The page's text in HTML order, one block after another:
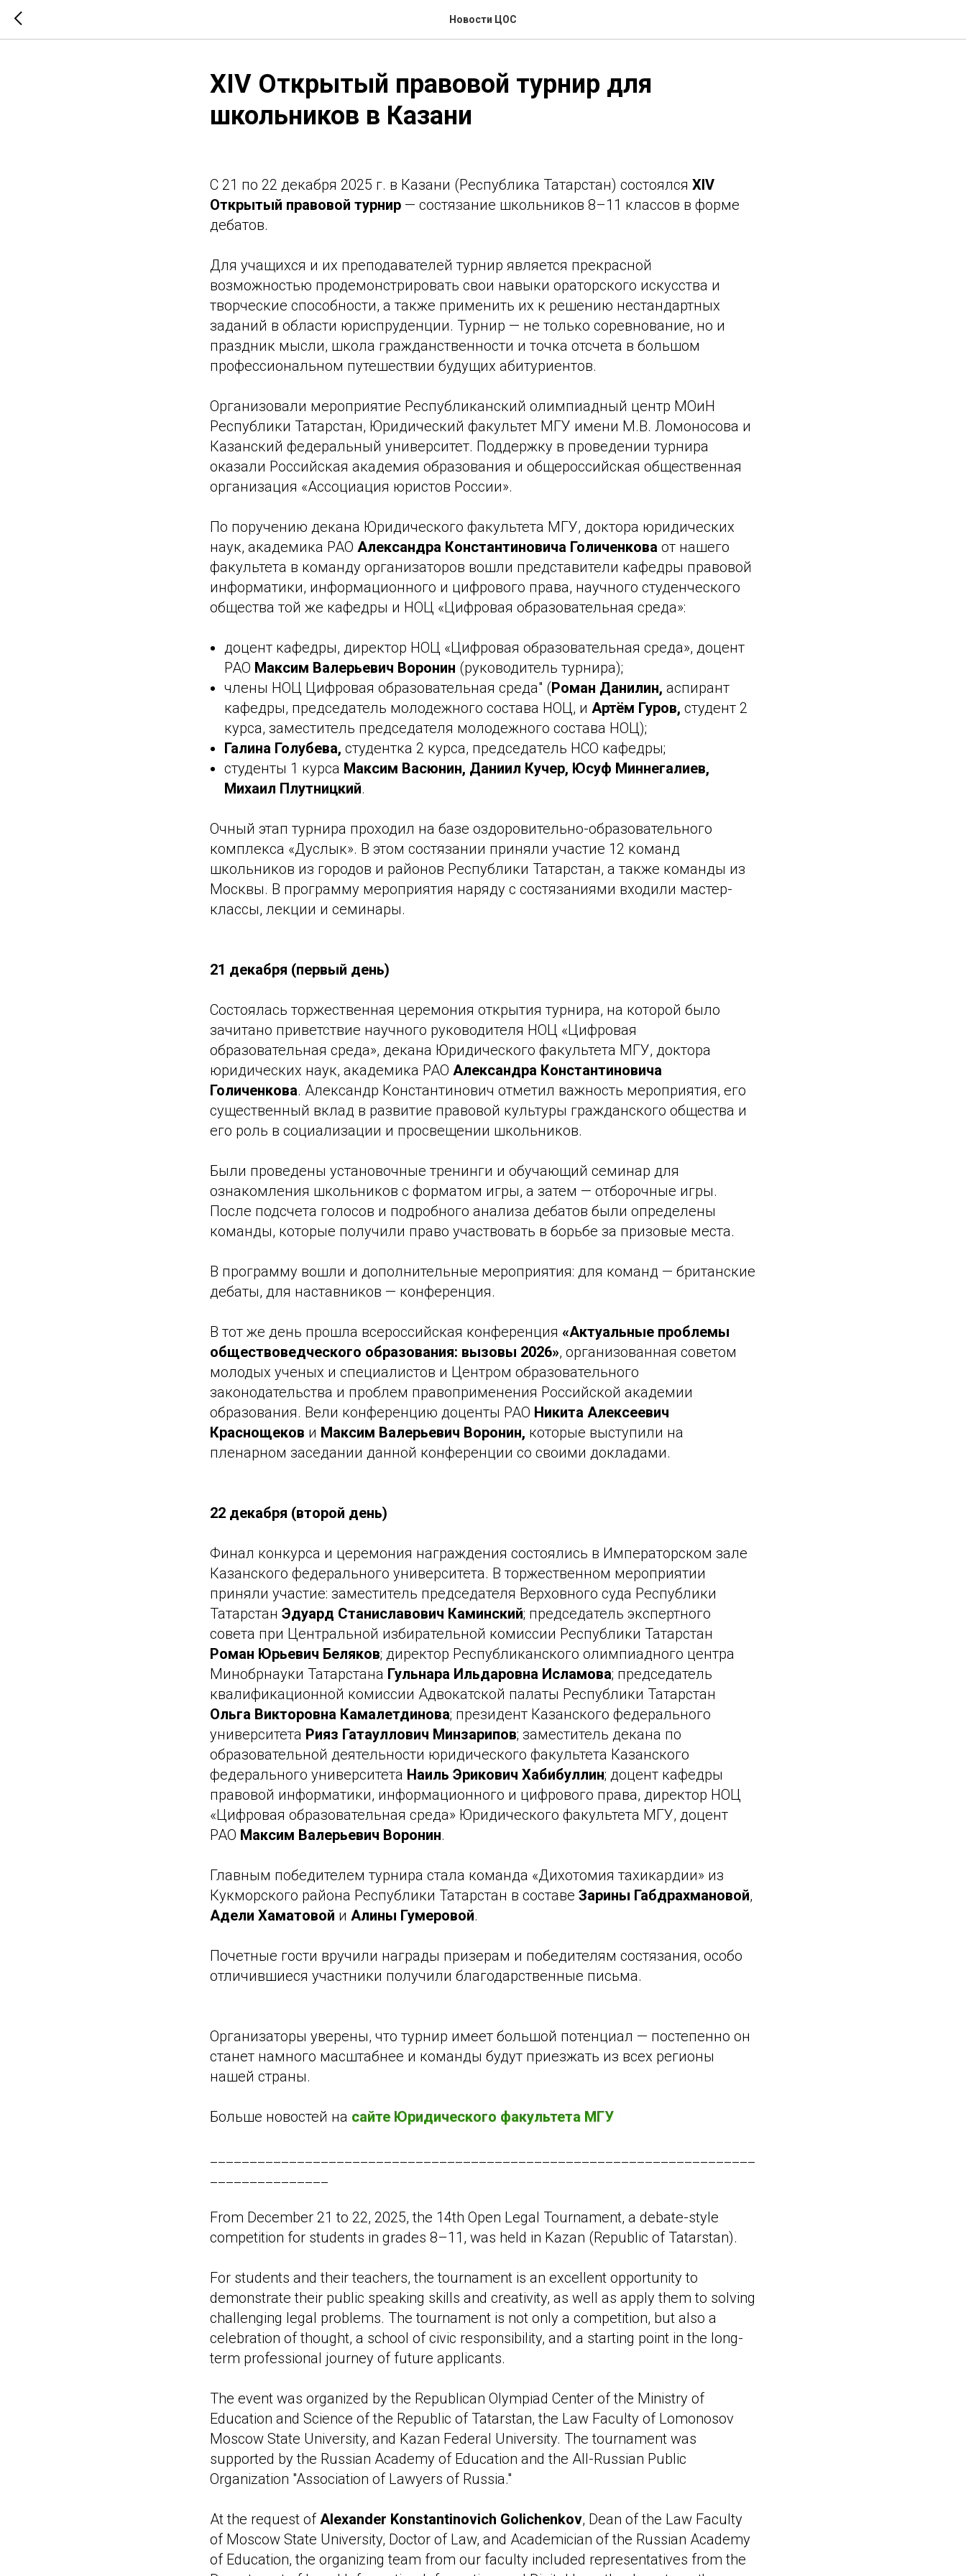
Новости ЦОС
XIV Открытый правовой турнир для
школьников в Казани
С 21 по 22 декабря 2025 г. в Казани (Республика Татарстан) состоялся XIV
Открытый правовой турнир — состязание школьников 8–11 классов в форме
дебатов.
Для учащихся и их преподавателей турнир является прекрасной
возможностью продемонстрировать свои навыки ораторского искусства и
творческие способности, а также применить их к решению нестандартных
заданий в области юриспруденции. Турнир — не только соревнование, но и
праздник мысли, школа гражданственности и точка отсчета в большом
профессиональном путешествии будущих абитуриентов.
Организовали мероприятие Республиканский олимпиадный центр МОиН
Республики Татарстан, Юридический факультет МГУ имени М.В. Ломоносова и
Казанский федеральный университет. Поддержку в проведении турнира
оказали Российская академия образования и общероссийская общественная
организация «Ассоциация юристов России».
По поручению декана Юридического факультета МГУ, доктора юридических
наук, академика РАО Александра Константиновича Голиченкова от нашего
факультета в команду организаторов вошли представители кафедры правовой
информатики, информационного и цифрового права, научного студенческого
общества той же кафедры и НОЦ «Цифровая образовательная среда»:
доцент кафедры, директор НОЦ «Цифровая образовательная среда», доцент
РАО Максим Валерьевич Воронин (руководитель турнира);
члены НОЦ Цифровая образовательная среда" (Роман Данилин, аспирант
кафедры, председатель молодежного состава НОЦ, и Артём Гуров, студент 2
курса, заместитель председателя молодежного состава НОЦ);
Галина Голубева, студентка 2 курса, председатель НСО кафедры;
студенты 1 курса Максим Васюнин, Даниил Кучер, Юсуф Миннегалиев,
Михаил Плутницкий.
Очный этап турнира проходил на базе оздоровительно-образовательного
комплекса «Дуслык». В этом состязании приняли участие 12 команд
школьников из городов и районов Республики Татарстан, а также команды из
Москвы. В программу мероприятия наряду с состязаниями входили мастер-
классы, лекции и семинары.
21 декабря (первый день)
Состоялась торжественная церемония открытия турнира, на которой было
зачитано приветствие научного руководителя НОЦ «Цифровая
образовательная среда», декана Юридического факультета МГУ, доктора
юридических наук, академика РАО Александра Константиновича
Голиченкова. Александр Константинович отметил важность мероприятия, его
существенный вклад в развитие правовой культуры гражданского общества и
его роль в социализации и просвещении школьников.
Были проведены установочные тренинги и обучающий семинар для
ознакомления школьников с форматом игры, а затем — отборочные игры.
После подсчета голосов и подробного анализа дебатов были определены
команды, которые получили право участвовать в борьбе за призовые места.
В программу вошли и дополнительные мероприятия: для команд — британские
дебаты, для наставников — конференция.
В тот же день прошла всероссийская конференция «Актуальные проблемы
обществоведческого образования: вызовы 2026», организованная советом
молодых ученых и специалистов и Центром образовательного
законодательства и проблем правоприменения Российской академии
образования. Вели конференцию доценты РАО Никита Алексеевич
Краснощеков и Максим Валерьевич Воронин, которые выступили на
пленарном заседании данной конференции со своими докладами.
22 декабря (второй день)
Финал конкурса и церемония награждения состоялись в Императорском зале
Казанского федерального университета. В торжественном мероприятии
приняли участие: заместитель председателя Верховного суда Республики
Татарстан Эдуард Станиславович Каминский; председатель экспертного
совета при Центральной избирательной комиссии Республики Татарстан
Роман Юрьевич Беляков; директор Республиканского олимпиадного центра
Минобрнауки Татарстана Гульнара Ильдаровна Исламова; председатель
квалификационной комиссии Адвокатской палаты Республики Татарстан
Ольга Викторовна Камалетдинова; президент Казанского федерального
университета Рияз Гатауллович Минзарипов; заместитель декана по
образовательной деятельности юридического факультета Казанского
федерального университета Наиль Эрикович Хабибуллин; доцент кафедры
правовой информатики, информационного и цифрового права, директор НОЦ
«Цифровая образовательная среда» Юридического факультета МГУ, доцент
РАО Максим Валерьевич Воронин.
Главным победителем турнира стала команда «Дихотомия тахикардии» из
Кукморского района Республики Татарстан в составе Зарины Габдрахмановой,
Адели Хаматовой и Алины Гумеровой.
Почетные гости вручили награды призерам и победителям состязания, особо
отличившиеся участники получили благодарственные письма.
Организаторы уверены, что турнир имеет большой потенциал — постепенно он
станет намного масштабнее и команды будут приезжать из всех регионы
нашей страны.
Больше новостей на сайте Юридического факультета МГУ
From December 21 to 22, 2025, the 14th Open Legal Tournament, a debate-style
competition for students in grades 8–11, was held in Kazan (Republic of Tatarstan).
For students and their teachers, the tournament is an excellent opportunity to
demonstrate their public speaking skills and creativity, as well as apply them to solving
challenging legal problems. The tournament is not only a competition, but also a
celebration of thought, a school of civic responsibility, and a starting point in the long-
term professional journey of future applicants.
The event was organized by the Republican Olympiad Center of the Ministry of
Education and Science of the Republic of Tatarstan, the Law Faculty of Lomonosov
Moscow State University, and Kazan Federal University. The tournament was
supported by the Russian Academy of Education and the All-Russian Public
Organization "Association of Lawyers of Russia."
At the request ofAlexander Konstantinovich Golichenkov, Dean of the Law Faculty
of Moscow State University, Doctor of Law, and Academician of the Russian Academy
of Education, the organizing team from our faculty included representatives from the